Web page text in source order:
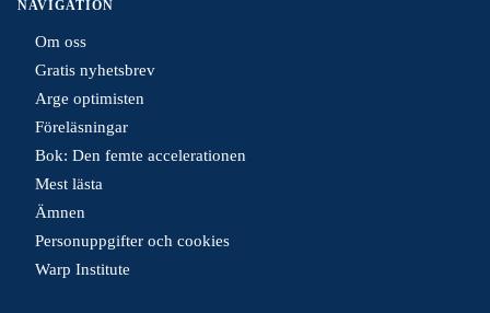
NAVIGATION
Om oss
Gratis nyhetsbrev
Arge optimisten
Föreläsningar
Bok: Den femte accelerationen
Mest lästa
Ämnen
Personuppgifter och cookies
Warp Institute